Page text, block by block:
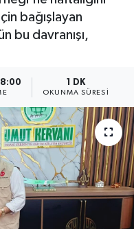
bağışlayan
bu davranışı,
1 DK
OKUNMA SÜRESI